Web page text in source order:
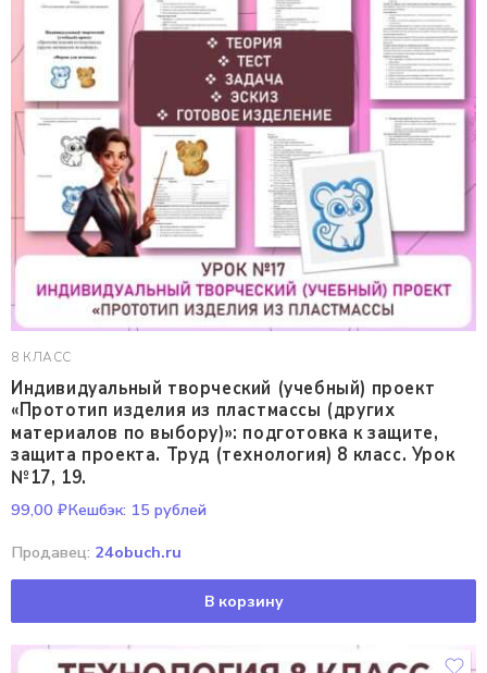
8 КЛАСС
Индивидуальный творческий (учебный) проект
«Прототип изделия из пластмассы (других
материалов по выбору)»: подготовка к защите,
защита проекта. Труд (технология) 8 класс. Урок
№17, 19.
99,00 ₽Кешбэк: 15 рублей
Продавец: 24obuch.ru
В корзину